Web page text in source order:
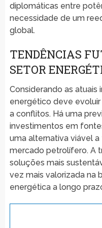
diplomáticas entre
necessidade de um
global.
TENDÊNCIAS
SETOR
Considerando as atuais
energético deve evoluir
a conflitos. Há uma
investimentos em
uma alternativa viável
mercado petrolífero. A
soluções mais
vez mais valorizada na
energética a longo